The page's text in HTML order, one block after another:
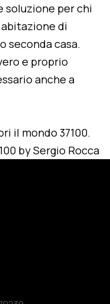
soluzione per chi
di
seconda casa.
e proprio
anche a
il mondo 37100.